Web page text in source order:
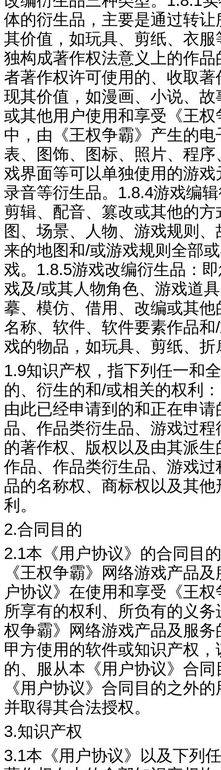
体的衍生品，主要是通过转
其价值，如玩具、剪纸、衣服
独构成著作权法意义
上的作
者著作权许可使用的、收取
现其价值，如漫画、小说、故
或其他用户使用和享受《王权
中，由《王权争霸》产生的
表、图饰、图标、照片、程
戏界面等可以单独使用的游
录音等衍生品。 1.8.4游戏编
剪辑、配音、篡改或其他的方
图、场景、人物、游戏规则
来的地图和/或游戏规则全部
戏。 1.8.5游戏改编衍生品：
戏及/或其人物角色、游戏道
摹、模仿、借用、改编或其
名称、软件、软件要素作品和/
戏的物品，如玩具、剪纸、
1.9知识产权，指下列任一和
的、衍生的和/或相关的权利
由此已经申请到的和正在申请
品、作品类衍生品、 游戏过程
的著作权、版权以及由其派
作品、作品类衍生品、游戏
品的名称权、商标权以及其
利。
2.合同目的
2.1本《用户协议》的合同目
《王权争霸》网络游戏产品
户协议》在使用和享受《王权
所享有的权利、所负有的义
权争霸》网络游戏产品及服
甲方使用的软件或知识产权
的、服从本《用户协议》合
《用户协议》合同目的之外
并取得其合法授权。
3.知识产权
3.1本《用户协议》以及下列